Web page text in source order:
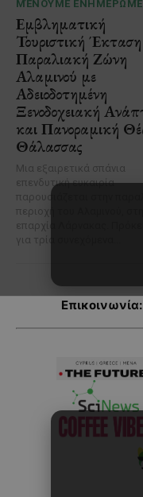
Επικοινωνία: